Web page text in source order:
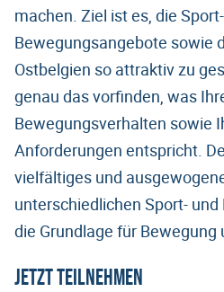
machen. Ziel ist es, die
Bewegungsangebote sowie
Ostbelgien so attraktiv zu
genau das vorfinden, was
Bewegungsverhalten sowie
Anforderungen entspricht.
vielfältiges und
unterschiedlichen Sport-
die Grundlage für Bewegung
Jetzt teilnehmen